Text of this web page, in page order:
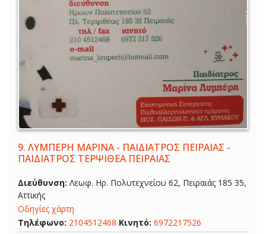
9. ΛΥΜΠΕΡΗ ΜΑΡΙΝΑ - ΠΑΙΔΙΑΤΡΟΣ ΠΕΙΡΑΙΑΣ -
ΠΑΙΔΙΑΤΡΟΣ ΤΕΡΨΙΘΕΑ ΠΕΙΡΑΙΑΣ
Διεύθυνση: Λεωφ. Ηρ. Πολυτεχνείου 62, Πειραιάς 185 35,
Αττικής
Οδηγίες χάρτη
Τηλέφωνο: 2104512468 Κινητό: 6972217526